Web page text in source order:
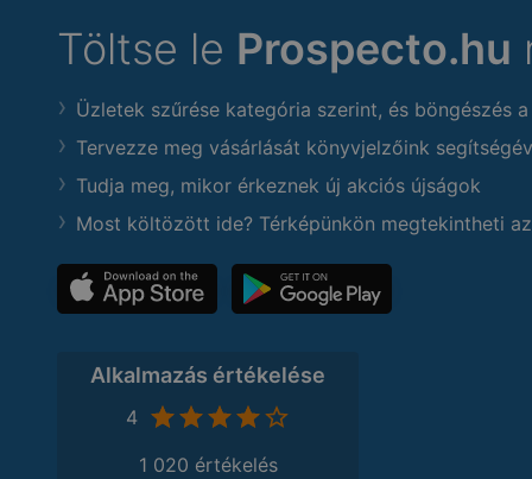
Töltse le Prospecto.hu
Üzletek szűrése kategória szerint, és böngészés
Tervezze meg vásárlását könyvjelzőink
Tudja meg, mikor érkeznek új akciós újságok
Most költözött ide? Térképünkön megtekintheti
Alkalmazás értékelése
4
1 020 értékelés